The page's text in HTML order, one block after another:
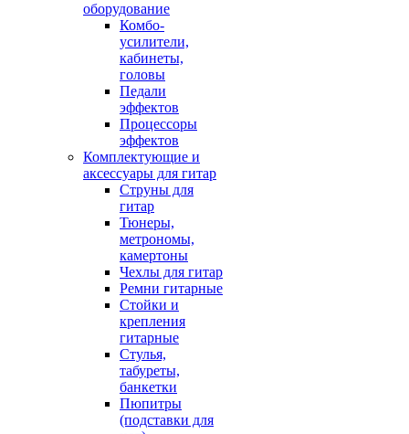
оборудование
Комбо-
усилители,
кабинеты,
головы
Педали
эффектов
Процессоры
эффектов
Комплектующие и
аксессуары для гитар
Струны для
гитар
Тюнеры,
метрономы,
камертоны
Чехлы для гитар
Ремни гитарные
Стойки и
крепления
гитарные
Стулья,
табуреты,
банкетки
Пюпитры
(подставки для